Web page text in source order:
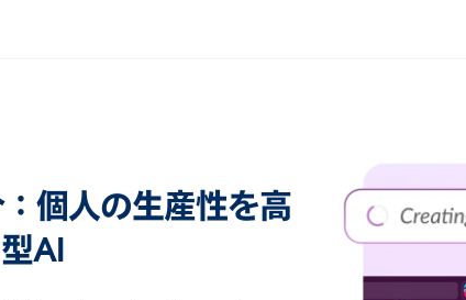
個人の生産性を高
AI